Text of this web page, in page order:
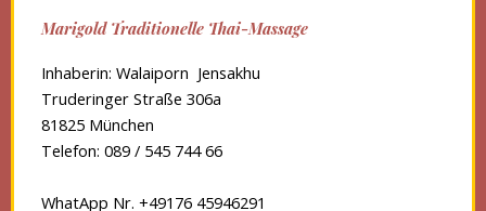
Marigold Traditionelle Thai-Massage
Inhaberin: Walaiporn Jensakhu
Truderinger Straße 306a
81825 München
Telefon: 089 / 545 744 66
WhatApp Nr. +49176 45946291